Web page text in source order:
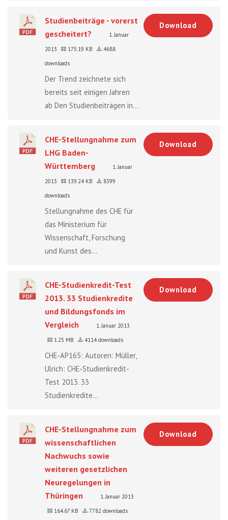
Studienbeiträge - vorerst
gescheitert?
1. Januar
2013
175.19 KB
4688
downloads
Der Trend zeichnete sich
bereits seit einigen Jahren
ab Den Studienbeiträgen in...
Download
CHE-Stellungnahme zum
LHG Baden-
Württemberg
1. Januar
2013
139.24 KB
8399
downloads
Stellungnahme des CHE für
das Ministerium für
Wissenschaft, Forschung
und Kunst des...
Download
CHE-Studienkredit-Test
2013. 33 Studienkredite
und Bildungsfonds im
Vergleich
1. Januar 2013
1.25 MB
4114 downloads
CHE-AP165: Autoren: Müller,
Ulrich: CHE-Studienkredit-
Test 2013. 33
Studienkredite...
Download
CHE-Stellungnahme zum
wissenschaftlichen
Nachwuchs sowie
weiteren gesetzlichen
Neuregelungen in
Thüringen
1. Januar 2013
164.67 KB
7782 downloads
Download